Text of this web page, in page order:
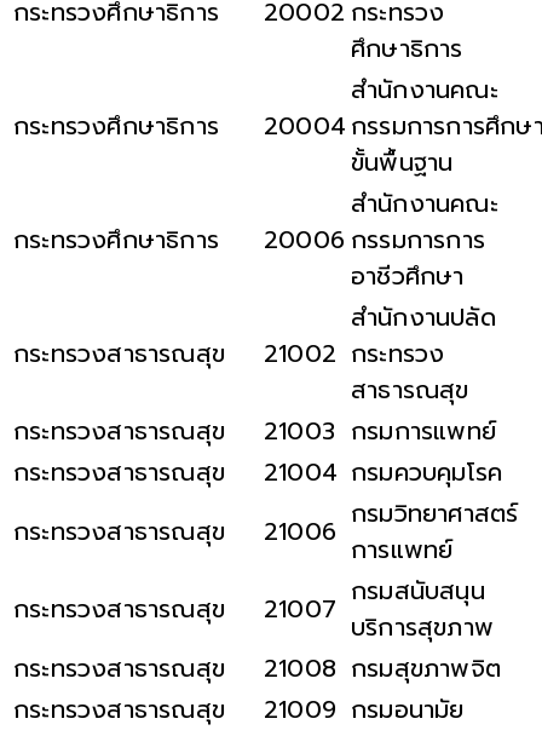
กระทรวงศึกษาธิการ 20002 กระทรวง
ศึกษาธิการ
กระทรวงศึกษาธิการ 20004
สำนักงานคณะ
กรรมการการศึกษ
ขั้นพื้นฐาน
กระทรวงศึกษาธิการ 20006
สำนักงานคณะ
กรรมการการ
อาชีวศึกษา
กระทรวงสาธารณสุข 21002
สำนักงานปลัด
กระทรวง
สาธารณสุข
กระทรวงสาธารณสุข
21003 กรมการแพทย์
กระทรวงสาธารณสุข
21004 กรมควบคุมโรค
กระทรวงสาธารณสุข
21006 กรมวิทยาศาสตร์
การแพทย์
กระทรวงสาธารณสุข
21007 กรมสนับสนุน
บริการสุขภาพ
กระทรวงสาธารณสุข
21008 กรมสุขภาพจิต
กระทรวงสาธารณสุข
21009 กรมอนามัย